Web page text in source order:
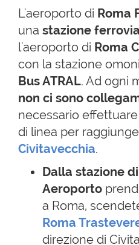
L'aeroporto di Roma
una stazione
l'aeroporto di Roma
con la stazione
Bus ATRAL. Ad ogni
non ci sono
necessario
di linea per
Civitavecchia.
Dalla stazione
Aeroporto
a Roma,
Roma
direzione di